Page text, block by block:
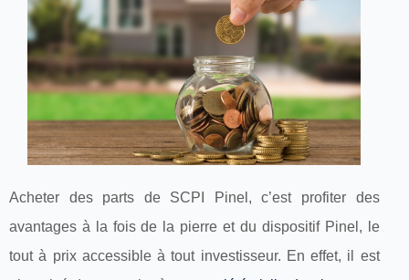
Acheter des parts de SCPI Pinel, c’est profiter des
avantages à la fois de la pierre et du dispositif Pinel, le
tout à prix accessible à tout investisseur. En effet, il est